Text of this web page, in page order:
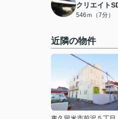
クリエイト
546ｍ（7分）
近隣の物件